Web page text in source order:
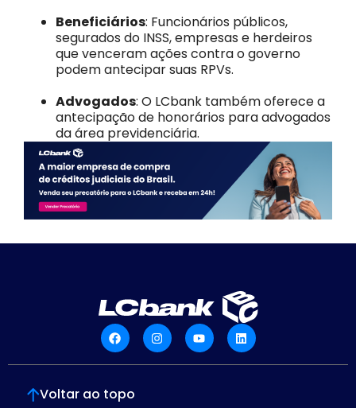
Beneficiários: Funcionários públicos,
segurados do INSS, empresas e herdeiros
que venceram ações contra o governo
podem antecipar suas RPVs.
Advogados: O LCbank também oferece a
antecipação de honorários para advogados
da área previdenciária.
Voltar ao topo